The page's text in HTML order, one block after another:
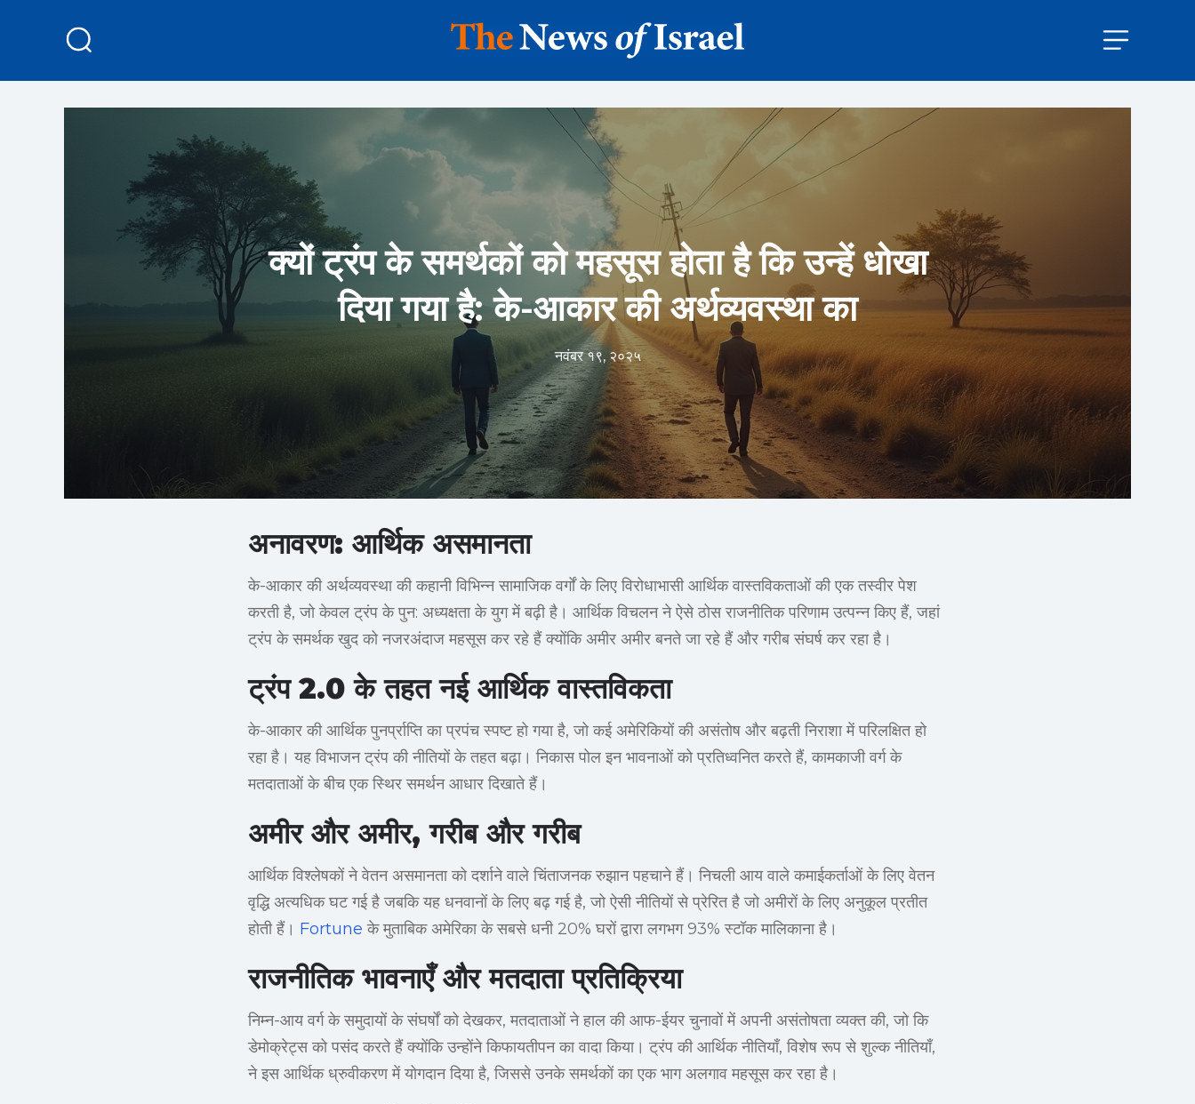
क्यों ट्रंप के समर्थकों को महसूस होता है कि उन्हें धोखा
दिया गया है: के-आकार की अर्थव्यवस्था का
नवंबर १९, २०२५
अनावरण: आर्थिक असमानता
के-आकार की अर्थव्यवस्था की कहानी विभिन्न सामाजिक वर्गों के लिए विरोधाभासी आर्थिक वास्तविकताओं की एक तस्वीर पेश
करती है, जो केवल ट्रंप के पुन: अध्यक्षता के युग में बढ़ी है। आर्थिक विचलन ने ऐसे ठोस राजनीतिक परिणाम उत्पन्न किए हैं, जहां
ट्रंप के समर्थक खुद को नजरअंदाज महसूस कर रहे हैं क्योंकि अमीर अमीर बनते जा रहे हैं और गरीब संघर्ष कर रहा है।
ट्रंप 2.0 के तहत नई आर्थिक वास्तविकता
के-आकार की आर्थिक पुनर्प्राप्ति का प्रपंच स्पष्ट हो गया है, जो कई अमेरिकियों की असंतोष और बढ़ती निराशा में परिलक्षित हो
रहा है। यह विभाजन ट्रंप की नीतियों के तहत बढ़ा। निकास पोल इन भावनाओं को प्रतिध्वनित करते हैं, कामकाजी वर्ग के
मतदाताओं के बीच एक स्थिर समर्थन आधार दिखाते हैं।
अमीर और अमीर, गरीब और गरीब
आर्थिक विश्लेषकों ने वेतन असमानता को दर्शाने वाले चिंताजनक रुझान पहचाने हैं। निचली आय वाले कमाईकर्ताओं के लिए वेतन
वृद्धि अत्यधिक घट गई है जबकि यह धनवानों के लिए बढ़ गई है, जो ऐसी नीतियों से प्रेरित है जो अमीरों के लिए अनुकूल प्रतीत
होती हैं। Fortune के मुताबिक अमेरिका के सबसे धनी 20% घरों द्वारा लगभग 93% स्टॉक मालिकाना है।
राजनीतिक भावनाएँ और मतदाता प्रतिक्रिया
निम्न-आय वर्ग के समुदायों के संघर्षों को देखकर, मतदाताओं ने हाल की आफ-ईयर चुनावों में अपनी असंतोषता व्यक्त की, जो कि
डेमोक्रेट्स को पसंद करते हैं क्योंकि उन्होंने किफायतीपन का वादा किया। ट्रंप की आर्थिक नीतियाँ, विशेष रूप से शुल्क नीतियाँ,
ने इस आर्थिक ध्रुवीकरण में योगदान दिया है, जिससे उनके समर्थकों का एक भाग अलगाव महसूस कर रहा है।